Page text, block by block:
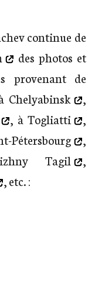
continue de
des photos et
provenant de
Chelyabinsk
, à Togliatti
Pétersbourg
Tagil
, etc. :